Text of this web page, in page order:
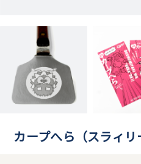
カープへら（スラィリ